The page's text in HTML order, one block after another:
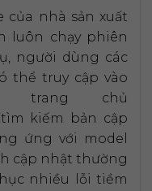
của nhà sản xuất
luôn chạy phiên
người dùng các
thể truy cập vào
trang chủ
kiếm bản cập
ứng với model
cập nhật thường
nhiều lỗi tiềm